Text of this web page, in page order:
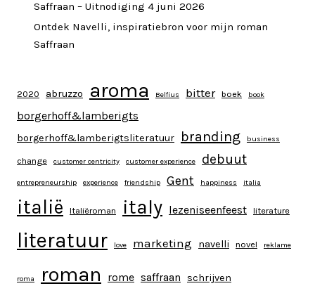
Saffraan – Uitnodiging 4 juni 2026
Ontdek Navelli, inspiratiebron voor mijn roman
Saffraan
2020 abruzzo aroma Belfius bitter boek book
borgerhoff&lamberigts
borgerhoff&lamberigtsliteratuur branding business
change customer centricity customer experience debuut
entrepreneurship experience friendship Gent happiness italia
italië Italiëroman italy lezeniseenfeest literature
literatuur love marketing navelli novel reklame
roma roman rome saffraan schrijven